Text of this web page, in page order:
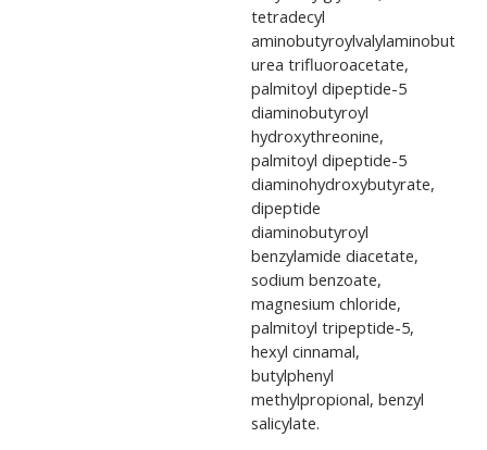
tetradecyl
aminobutyroylvalylaminobutyric
urea trifluoroacetate,
palmitoyl dipeptide-5
diaminobutyroyl
hydroxythreonine,
palmitoyl dipeptide-5
diaminohydroxybutyrate,
dipeptide
diaminobutyroyl
benzylamide diacetate,
sodium benzoate,
magnesium chloride,
palmitoyl tripeptide-5,
hexyl cinnamal,
butylphenyl
methylpropional, benzyl
salicylate.